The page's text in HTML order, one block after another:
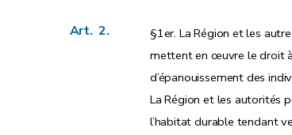
Art. 11
Art. 12
Art. 13
Section4 Du Fonds régional
13 bis
Art. 2.
§1er. La Région et les
mettent en œuvre le droit
d’épanouissement des
La Région et les autorités
l’habitat durable tendant